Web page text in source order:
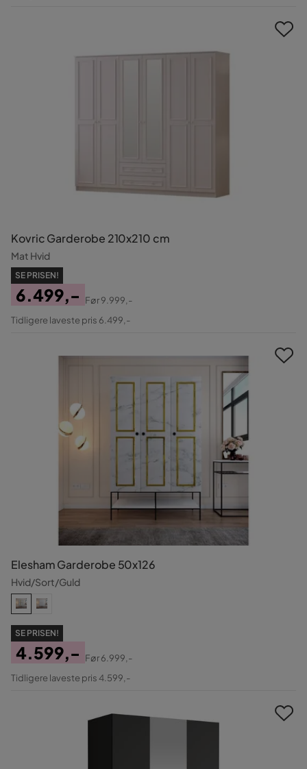
Kovric Garderobe 210x210 cm
Mat Hvid
SE PRISEN!
Pris
6.499,-
Original
Før9.999,-
Tidligere laveste pris 6.499,-
Elesham Garderobe 50x126
Hvid/Sort/Guld
SE PRISEN!
Pris
4.599,-
Original
Før6.999,-
Tidligere laveste pris 4.599,-